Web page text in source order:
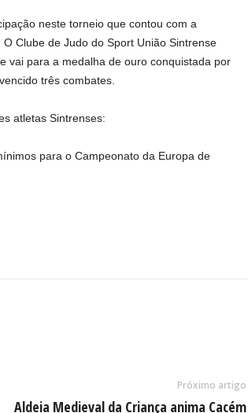
neste torneio que contou com a
Clube de Judo do Sport União Sintrense
vai para a medalha de ouro conquistada por
três combates.
atletas Sintrenses:
para o Campeonato da Europa de
Próximo artigo
Aldeia Medieval da Criança anima Cacém